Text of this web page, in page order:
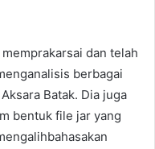
dan telah
berbagai
Batak. Dia juga
bentuk file jar yang